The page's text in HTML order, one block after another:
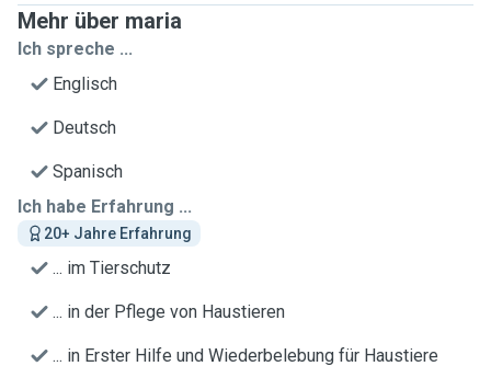
Mehr über maria
Ich spreche ...
Englisch
Deutsch
Spanisch
Ich habe Erfahrung ...
20+ Jahre Erfahrung
... im Tierschutz
... in der Pflege von Haustieren
... in Erster Hilfe und Wiederbelebung für Haustiere